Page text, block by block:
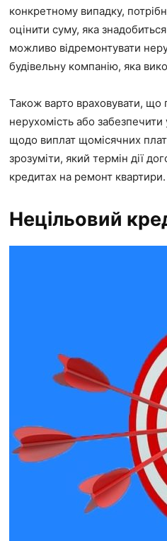
конкретному випадку,
оцінити суму, яка
можливо відремонтувати
будівельну компанію, яка
Також варто враховувати, що
нерухомість або
щодо виплат щомісячних
зрозуміти, який термін дії
кредитах на ремонт квартири.
Нецільовий